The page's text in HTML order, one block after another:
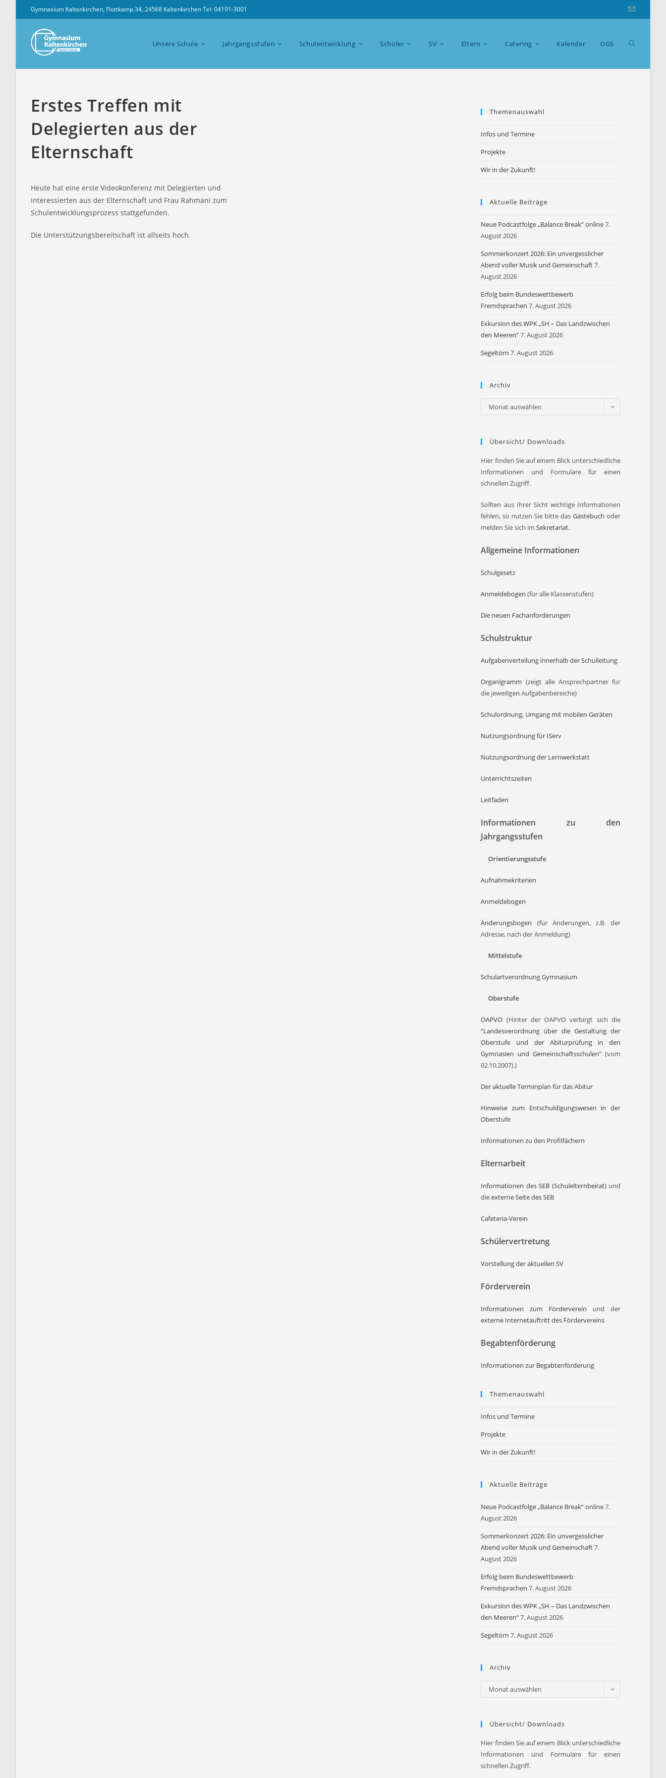
Inhalt
Gymnasium Kaltenkirchen, Flottkamp 34, 24568 Kaltenkirchen Tel: 04191-3001
Unsere Schule Jahrgangsstufen Schulentwicklung Schüler SV Eltern Catering Kalender OGS Website-
Erstes Treffen mit
Delegierten aus der
Elternschaft
Heute hat eine erste Videokonferenz mit Delegierten und
Interessierten aus der Elternschaft und Frau Rahmani zum
Schulentwicklungsprozess stattgefunden.
Die Unterstützungsbereitschaft ist allseits hoch.
Themenauswahl
Infos und Termine
Projekte
Wir in der Zukunft!
Aktuelle Beiträge
Neue Podcastfolge „Balance Break“ online7.
August 2026
Sommerkonzert 2026: Ein unvergesslicher
Abend voller Musik und Gemeinschaft7.
August 2026
Erfolg beim Bundeswettbewerb
Fremdsprachen 7. August 2026
Exkursion des WPK „SH – Das Landzwischen
den Meeren“7. August 2026
Segeltörn 7. August 2026
Archiv
Archiv
Monat auswählen
Übersicht/ Downloads
Hier finden Sie auf einem Blick unterschiedliche
Informationen und Formulare für einen
schnellen Zugriff.
Sollten aus Ihrer Sicht wichtige Informationen
fehlen, so nutzen Sie bitte dasGästebuch oder
melden Sie sich imSekretariat.
Allgemeine Informationen
Schulgesetz
Anmeldebogen (für alle Klassenstufen)
Die neuen Fachanforderungen
Schulstruktur
Aufgabenverteilung innerhalb der Schulleitung
Organigramm (zeigt alle Ansprechpartner für
die jeweiligen Aufgabenbereiche)
Schulordnung, Umgang mit mobilen Geräten
Nutzungsordnung für IServ
Nutzungsordnung der Lernwerkstatt
Unterrichtszeiten
Leitfaden
Informationen zu den
Jahrgangsstufen
Orientierungsstufe
Aufnahmekriterien
Anmeldebogen
Änderungsbogen (für Änderungen, z.B. der
Adresse, nach der Anmeldung)
Mittelstufe
Schulartverordnung Gymnasium
Oberstufe
OAPVO (Hinter der OAPVO verbirgt sich die
“Landesverordnung über die Gestaltung der
Oberstufe und der Abiturprüfung in den
Gymnasien und Gemeinschaftsschulen” (vom
02.10.2007).)
Der aktuelle Terminplan für das Abitur
Hinweise zum Entschuldigungswesen in der
Oberstufe
Informationen zu den Profilfächern
Elternarbeit
Informationen des SEB (Schulelternbeirat)und
dieexterne Seite des SEB
Cafeteria-Verein
Schülervertretung
Vorstellung der aktuellen SV
Förderverein
Informationen zum Förderverein und der
externe Internetauftritt des Fördervereins
Begabtenförderung
Informationen zur Begabtenförderung
Themenauswahl
Infos und Termine
Projekte
Wir in der Zukunft!
Aktuelle Beiträge
Neue Podcastfolge „Balance Break“ online7.
August 2026
Sommerkonzert 2026: Ein unvergesslicher
Abend voller Musik und Gemeinschaft7.
August 2026
Erfolg beim Bundeswettbewerb
Fremdsprachen 7. August 2026
Exkursion des WPK „SH – Das Landzwischen
den Meeren“7. August 2026
Segeltörn 7. August 2026
Archiv
Archiv
Monat auswählen
Übersicht/ Downloads
Hier finden Sie auf einem Blick unterschiedliche
Informationen und Formulare für einen
schnellen Zugriff.